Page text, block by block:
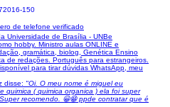
150
de telefone verificado
Universidade de Brasília - UNBe
hobby. Ministro aulas ONLINE e
gramática, biolog, Genética Ensino
de redações. Português para estrangeiros.
para tirar dúvidas WhatsApp, meu
disse: "Oi. O meu nome é miguel eu
quimica ( quimica organica ) ela foi super
recomendo. 😀😁 ppde contratar que é